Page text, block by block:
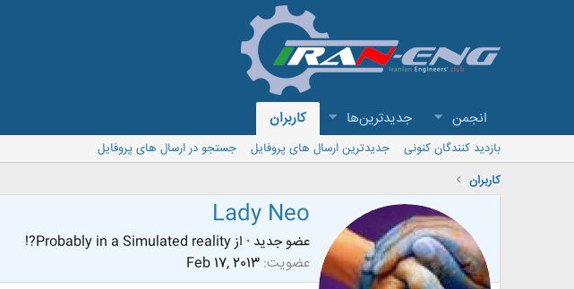
انجمن جدیدترین‌ها کاربران
بازدید کنندگان کنونی جدیدترین ارسال های پروفایل
جستجو در ارسال های پروفایل
کاربران
Lady Neo
عضو جدید · ازProbably in a Simulated reality?!
عضویت Feb 17, 2013